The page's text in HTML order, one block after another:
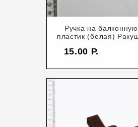
Ручка на
пластик (белая)
15.00